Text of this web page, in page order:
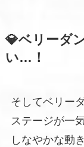
💎ベリーダ
い…！
そしてベリー
ステージが一
しなやかな動